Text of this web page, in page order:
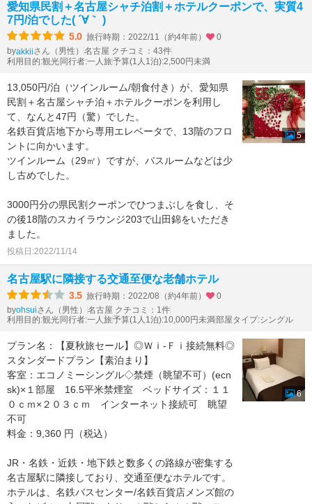
愛知県民割＋名古屋シャチ泊割＋ホテルクーポンで、実質4
7円/泊でした( ´∀｀ )
5.0 旅行時期：2022/11（約4年前）
0
byakkiiさん（男性） 名古屋 クチコミ：43件
利用目的:観光同行者:一人旅予算(1人1泊):2,500円未満
13,050円/泊（ツインルーム/朝食付き）が、愛知県
民割＋名古屋シャチ泊＋ホテルクーポンを利用し
て、なんと47円（驚）でした。
名鉄百貨店地下から専用エレベータで、13階のフロ
ントに向かいます。
ツインルーム（29㎡）ですが、バスルームなどは少
し古めでした。
3000円分の県民割クーポンでひつまぶしを食し、そ
の後18階のスカイラウンジ203で山田錦をいただき
ました。
投稿日:2022/11/14
5
名古屋駅に隣接する交通至便な老舗ホテル
3.5 旅行時期：2022/08（約4年前）
0
byohsuiさん（男性） 名古屋 クチコミ：1件
利用目的:観光 同行者:一人旅予算(1人1泊):10,000円未満部屋タイプ:シングル
プラン名：【夏秋旅セール】◎Ｗｉ-Ｆｉ接続無料◎
スタンダードプラン【素泊まり】
客室：エコノミーシングル◇禁煙（眺望不可）(ecn
sk)×１部屋 16.5平米禁煙室 ベッドサイズ：１１
０ｃｍ×２０３ｃｍ インターネット接続可 眺望
不可
料金：9,360 円（税込）
JR・名鉄・近鉄・地下鉄と数多くの路線が密集する
名古屋駅に隣接しており、交通至便なホテルです。
ホテルは、名鉄バスセンター/名鉄百貨店メンズ館の
6